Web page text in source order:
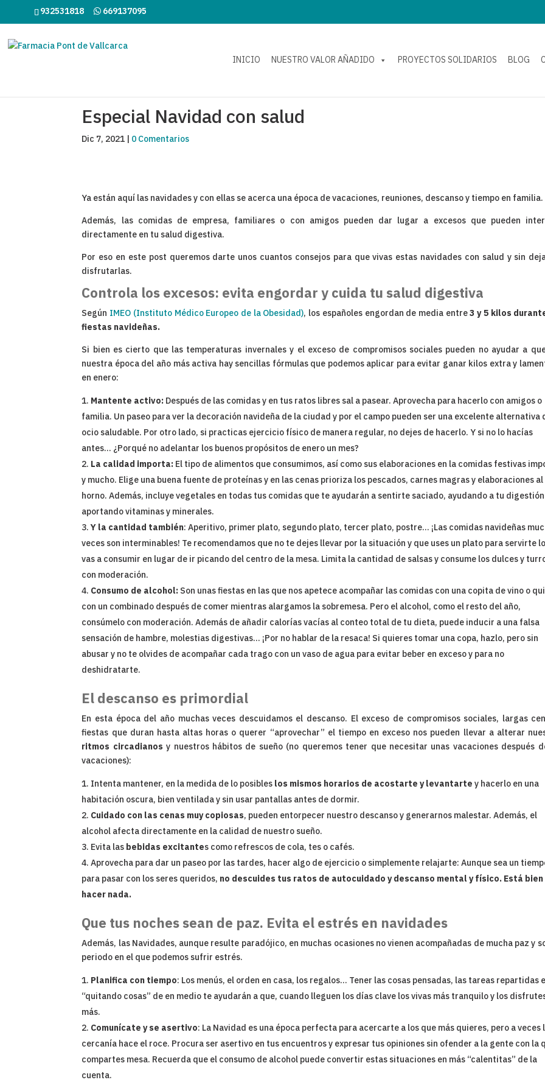
932531818 669137095
INICIO NUESTRO VALOR AÑADIDO PROYECTOS SOLIDARIOS BLOG
Especial Navidad con salud
Dic 7, 2021 | 0 Comentarios
Ya están aquí las navidades y con ellas se acerca una época de vacaciones, reuniones, descanso y tiempo en familia.
Además, las comidas de empresa, familiares o con amigos pueden dar lugar a excesos que pueden
directamente en tu salud digestiva.
Por eso en este post queremos darte unos cuantos consejos para que vivas estas navidades con salud y sin
disfrutarlas.
Controla los excesos: evita engordar y cuida tu salud digestiva
Según IMEO (Instituto Médico Europeo de la Obesidad), los españoles engordan de media entre3 y 5 kilos
fiestas navideñas.
Si bien es cierto que las temperaturas invernales y el exceso de compromisos sociales pueden no ayudar a
nuestra época del año más activa hay sencillas fórmulas que podemos aplicar para evitar ganar kilos extra y
en enero:
Mantente activo:Después de las comidas y en tus ratos libres sal a pasear. Aprovecha para hacerlo con amigos o
familia. Un paseo para ver la decoración navideña de la ciudad y por el campo pueden ser una excelente alternativa
ocio saludable. Por otro lado, si practicas ejercicio físico de manera regular, no dejes de hacerlo. Y si no lo hacías
antes… ¿Porqué no adelantar los buenos propósitos de enero un mes?
La calidad importa:El tipo de alimentos que consumimos, así como sus elaboraciones en la comidas festivas
y mucho. Elige una buena fuente de proteínas y en las cenas prioriza los pescados, carnes magras y elaboraciones al
horno. Además, incluye vegetales en todas tus comidas que te ayudarán a sentirte saciado, ayudando a tu
aportando vitaminas y minerales.
Y la cantidad también: Aperitivo, primer plato, segundo plato, tercer plato, postre… ¡Las comidas navideñas
veces son interminables! Te recomendamos que no te dejes llevar por la situación y que uses un plato para servirte
vas a consumir en lugar de ir picando del centro de la mesa. Limita la cantidad de salsas y consume los dulces y
con moderación.
Consumo de alcohol:Son unas fiestas en las que nos apetece acompañar las comidas con una copita de vino o
con un combinado después de comer mientras alargamos la sobremesa. Pero el alcohol, como el resto del año,
consúmelo con moderación. Además de añadir calorías vacías al conteo total de tu dieta, puede inducir a una falsa
sensación de hambre, molestias digestivas… ¡Por no hablar de la resaca! Si quieres tomar una copa, hazlo, pero sin
abusar y no te olvides de acompañar cada trago con un vaso de agua para evitar beber en exceso y para no
deshidratarte.
El descanso es primordial
En esta época del año muchas veces descuidamos el descanso. El exceso de compromisos sociales, largas
fiestas que duran hasta altas horas o querer “aprovechar” el tiempo en exceso nos pueden llevar a alterar
ritmos circadianos y nuestros hábitos de sueño (no queremos tener que necesitar unas vacaciones después
vacaciones):
Intenta mantener, en la medida de lo posibleslos mismos horarios de acostarte y levantartey hacerlo en una
habitación oscura, bien ventilada y sin usar pantallas antes de dormir.
Cuidado con las cenas muy copiosas, pueden entorpecer nuestro descanso y generarnos malestar. Además, el
alcohol afecta directamente en la calidad de nuestro sueño.
Evita lasbebidas excitantes como refrescos de cola, tes o cafés.
Aprovecha para dar un paseo por las tardes, hacer algo de ejercicio o simplemente relajarte: Aunque sea un
para pasar con los seres queridos, no descuides tus ratos de autocuidado y descanso mental y físico. Está bien
hacer nada.
Que tus noches sean de paz. Evita el estrés en navidades
Además, las Navidades, aunque resulte paradójico, en muchas ocasiones no vienen acompañadas de mucha paz y
periodo en el que podemos sufrir estrés.
Planifica con tiempo: Los menús, el orden en casa, los regalos… Tener las cosas pensadas, las tareas repartidas
“quitando cosas” de en medio te ayudarán a que, cuando lleguen los días clave los vivas más tranquilo y los
más.
Comunícate y se asertivo: La Navidad es una época perfecta para acercarte a los que más quieres, pero a veces
cercanía hace el roce. Procura ser asertivo en tus encuentros y expresar tus opiniones sin ofender a la gente con la
compartes mesa. Recuerda que el consumo de alcohol puede convertir estas situaciones en más “calentitas” de la
cuenta.